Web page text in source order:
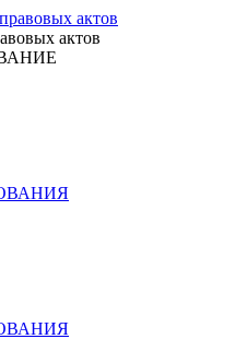
актов